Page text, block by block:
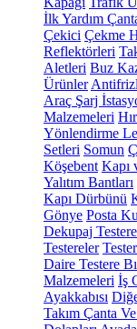
İlk Yardım
Çekici Çekme
Reflektörleri
Aletleri Buz
Ürünler
Araç Şarj
Malzemeleri
Yönlendirme
Setleri Somun
Köşebent Kapı
Yalıtım Bantları
Kapı Dürbünü
Gönye Posta
Dekupaj
Testereler
Daire Testere
Malzemeleri İş
Ayakkabısı
Takım Çanta